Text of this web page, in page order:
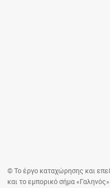
© Το έργο καταχώρησης και
και το εμπορικό σήμα